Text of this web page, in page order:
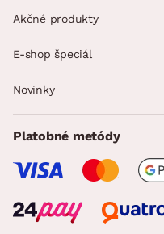
Akčné produkty
E-shop špeciál
Novinky
Platobné metódy